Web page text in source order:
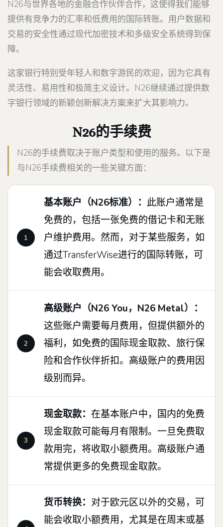
N26与世界各地的金融合作伙伴合作，这使得我们能够
提供有竞争力的汇率和低费用的国际转账。用户数据和
交易的安全性通过现代加密技术和多级安全系统得到保
障。
这家银行特别受年轻人和数字游民的欢迎，因为它具有
灵活性、易用性和极简主义设计。N26继续通过提供数
字银行领域的新颖创新解决方案来扩大其影响力。
N26的手续费
N26的手续费取决于账户类型和使用的服务。以下是
与N26手续费相关的一些关键方面：
基本账户（N26标准）： 此账户通常是
免费的，包括一张免费的借记卡和无账
户维护费用。然而，对于某些服务，如
通过TransferWise进行的国际转账，可
能会收取费用。
高级账户（N26 You，N26 Metal）：
这些账户需要每月费用，但提供额外的
福利，如免费的国际现金取款、旅行保
险和合作伙伴折扣。高级账户的费用因
级别而异。
现金取款： 在基本账户中，国内的免费
现金取款可能每月有限制。一旦免费取
款用完，将收取小额费用。高级账户通
常提供更多的免费现金取款。
货币转换： 对于欧元区以外的交易，可
能会收取小额费用，尤其是在周末或基